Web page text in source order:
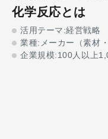
化学反応とは
活用テーマ:経営戦略
業種:メーカー（素材
企業規模:100人以上